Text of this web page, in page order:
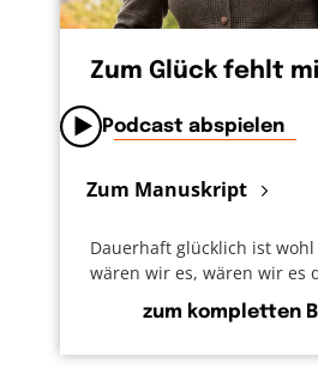
Zum Glück fehlt
Podcast abspielen
Zum Manuskript
Dauerhaft glücklich ist
wären wir es, wären wir es
zum kompletten